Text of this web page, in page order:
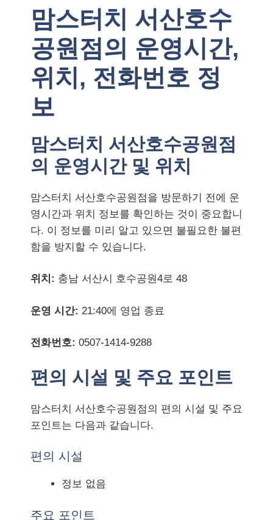
맘스터치 서산호수
공원점의 운영시간,
위치, 전화번호 정
보
맘스터치 서산호수공원점
의 운영시간 및 위치
맘스터치 서산호수공원점을 방문하기 전에 운
영시간과 위치 정보를 확인하는 것이 중요합니
다. 이 정보를 미리 알고 있으면 불필요한 불편
함을 방지할 수 있습니다.
위치: 충남 서산시 호수공원4로 48
운영 시간: 21:40에 영업 종료
전화번호: 0507-1414-9288
편의 시설 및 주요 포인트
맘스터치 서산호수공원점의 편의 시설 및 주요
포인트는 다음과 같습니다.
편의 시설
정보 없음
주요 포인트